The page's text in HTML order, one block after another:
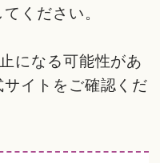
ください。
になる可能性があ
イトをご確認くだ